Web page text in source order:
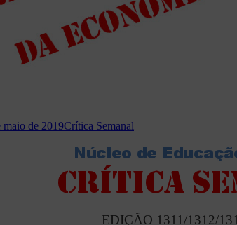
maio de 2019Crítica Semanal
EDIÇÃO 1311/1312/